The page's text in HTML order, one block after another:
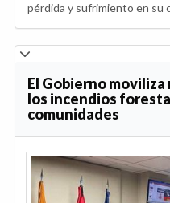
pérdida y sufrimiento en su
El Gobierno
los incendios
comunidades